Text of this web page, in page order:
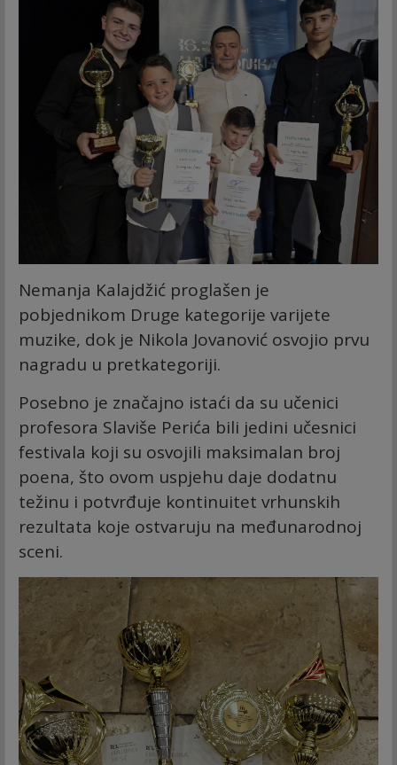
Nemanja Kalajdžić proglašen je
pobjednikom Druge kategorije varijete
muzike, dok je Nikola Jovanović osvojio prvu
nagradu u pretkategoriji.
Posebno je značajno istaći da su učenici
profesora Slaviše Perića bili jedini učesnici
festivala koji su osvojili maksimalan broj
poena, što ovom uspjehu daje dodatnu
težinu i potvrđuje kontinuitet vrhunskih
rezultata koje ostvaruju na međunarodnoj
sceni.